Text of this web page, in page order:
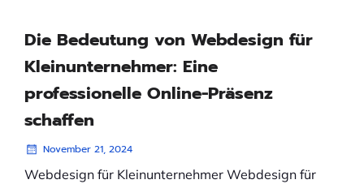
Die Bedeutung von Webdesign für
Kleinunternehmer: Eine
professionelle Online-Präsenz
schaffen
November 21, 2024
Webdesign für Kleinunternehmer Webdesign für